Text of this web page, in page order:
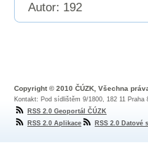
Autor: 192
Copyright © 2010 ČÚZK, Všechna
Kontakt: Pod sídlištěm 9/1800, 182 11 Praha
RSS 2.0 Geoportál ČÚZK
RSS 2.0 Aplikace
RSS 2.0 Datové